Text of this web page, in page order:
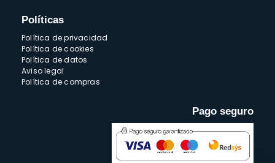
Políticas
Política de privacidad
Política de cookies
Política de datos
Aviso legal
Política de compras
Pago seguro